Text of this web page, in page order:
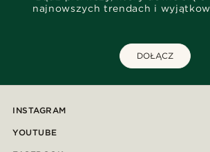
najnowszych trendach i
DOŁĄCZ
INSTAGRAM
YOUTUBE